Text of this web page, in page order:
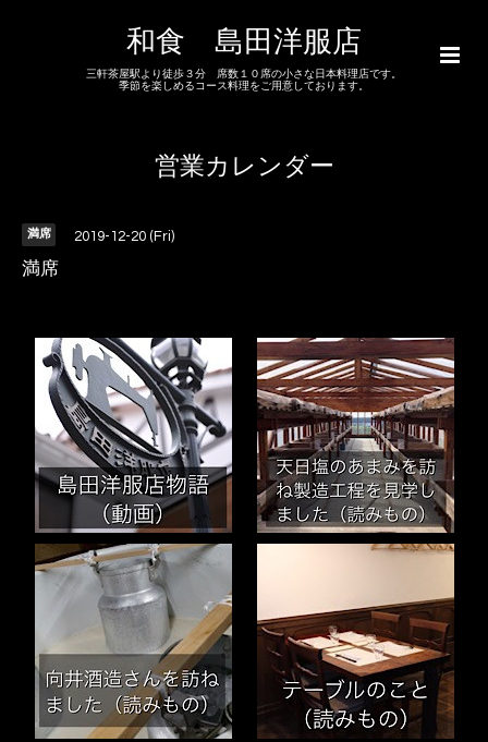
和食 島田洋服店
三軒茶屋駅より徒歩３分 席数１０席の小さな日本料理店です。
季節を楽しめるコース料理をご用意しております。
営業カレンダー
満席 2019-12-20 (Fri)
満席